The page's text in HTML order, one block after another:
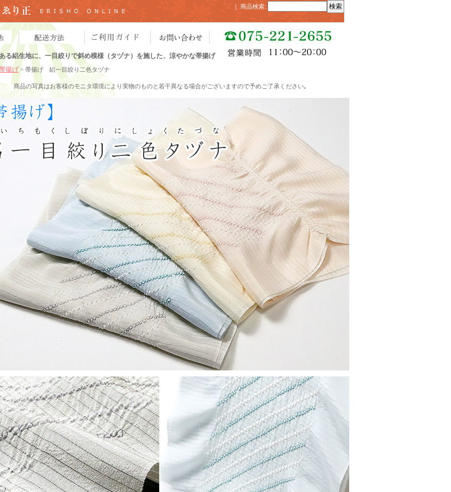
商品検索:
る絽生地に、一目絞りで斜め模様（タヅナ）を施した、涼やかな帯揚げ
揚げ > 帯揚げ 絽一目絞り二色タヅナ
商品の写真はお客様のモニタ環境により実物のものと若干異なる場合がございますので予めご了承ください｡